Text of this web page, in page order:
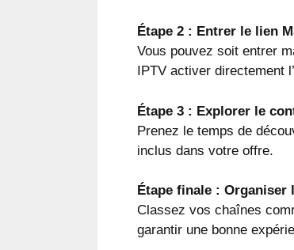
Étape 2 : Entrer le lien
Vous pouvez soit entrer
IPTV activer directement
Étape 3 : Explorer le
Prenez le temps de
inclus dans votre offre.
Étape finale : Organiser
Classez vos chaînes
garantir une bonne